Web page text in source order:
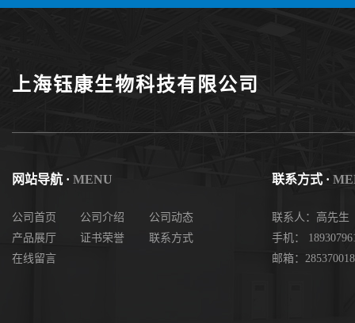
上海钰康生物科技有限公司
网站导航 · MENU
公司首页 公司介绍
公司动态
产品展厅
证书荣誉
联系方式
在线留言
联系方式 ·
联系人：高先生
手机：
邮箱：